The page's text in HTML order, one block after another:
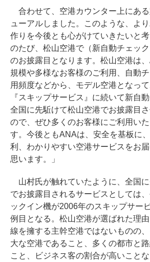
合わせて、空港カウンター上にあ
ューアルしました。このような、よ
作りを今後とも心がけていきたいと
のたび、松山空港で（新自動チェッ
のお披露目となります。松山空港は
規模や多様なお客様のご利用、自動
用頻度などから、モデル空港となっ
『スキップサービス』に続いて新自
全国に先駈けて松山空港でお披露目
ので、ぜひ多くのお客様にご利用い
す。今後ともANAは、安全を基板に
利、わかりやすい空港サービスをお
思います。」
山村氏が触れていたように、全国
でお披露目されるサービスとしては
ックイン機が2006年のスキップサー
例目となる。松山空港が選ばれた理
線を擁する主幹空港ではないものの
大な空港であること、多くの都市と
こと、ビジネス客の割合が高いことな